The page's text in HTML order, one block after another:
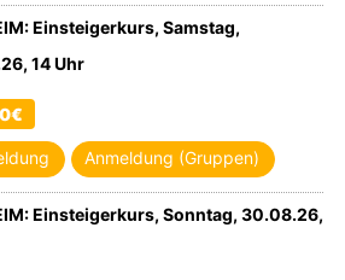
Einsteigerkurs, Samstag,
14 Uhr
Anmeldung (Gruppen)
Einsteigerkurs, Sonntag, 30.08.26,